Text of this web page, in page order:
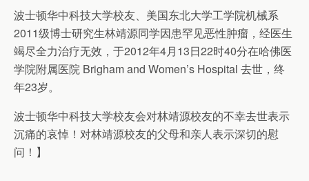
波士顿华中科技大学校友、美国东北大学工学院机械系
2011级博士研究生林靖源同学因患罕见恶性肿瘤，经医生
竭尽全力治疗无效，于2012年4月13日22时40分在哈佛医
学院附属医院 Brigham and Women’s Hospital 去世，终
年23岁。
波士顿华中科技大学校友会对林靖源校友的不幸去世表示
沉痛的哀悼！对林靖源校友的父母和亲人表示深切的慰
问！】